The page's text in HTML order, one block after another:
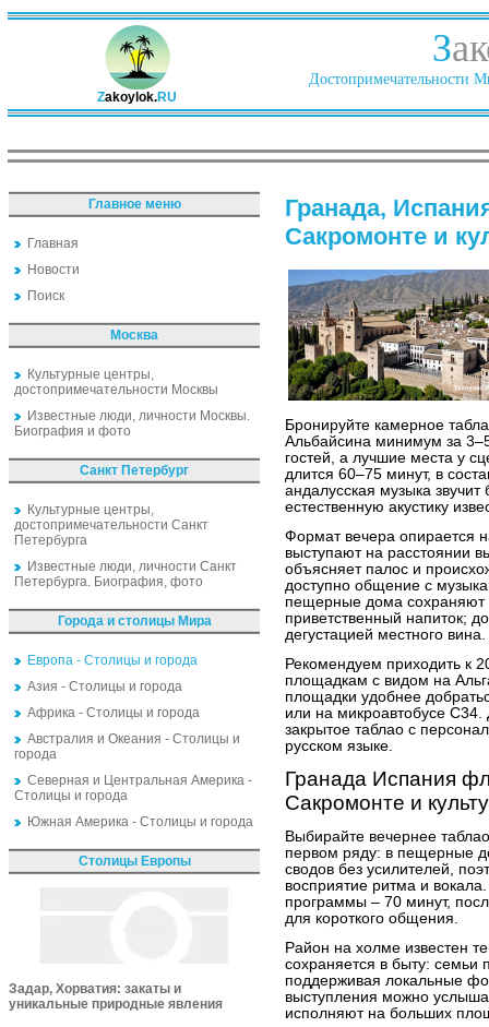
Zakoylok.RU
З
Достопримечательности
Главное меню
Главная
Новости
Поиск
Москва
Культурные центры,
достопримечательности Москвы
Известные люди, личности Москвы.
Биография и фото
Санкт Петербург
Культурные центры,
достопримечательности Санкт
Петербурга
Известные люди, личности Санкт
Петербурга. Биография, фото
Города и столицы Мира
Европа - Столицы и города
Азия - Столицы и города
Африка - Столицы и города
Австралия и Океания - Столицы и
города
Северная и Центральная Америка -
Столицы и города
Южная Америка - Столицы и города
Столицы Европы
Задар, Хорватия: закаты и
уникальные природные явления
Гранада,
Сакромонте и
Бронируйте камерное
Альбайсина минимум за
гостей, а лучшие места у
длится 60–75 минут, в
андалусская музыка
естественную акустику
Формат вечера опирается
выступают на расстоянии
объясняет палос и
доступно общение с
пещерные дома сохраняют
приветственный напиток;
дегустацией местного вина.
Рекомендуем приходить к
площадкам с видом на
площадки удобнее
или на микроавтобусе C34.
закрытое таблао с
русском языке.
Гранада Испания
Сакромонте и
Выбирайте вечернее
первом ряду: в пещерные
сводов без усилителей,
восприятие ритма и
программы – 70 минут,
для короткого общения.
Район на холме известен
сохраняется в быту: семьи
поддерживая локальные
выступления можно
исполняют на больших